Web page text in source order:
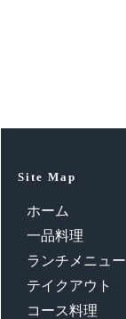
Site Map
ホーム
一品料理
ランチメニュー
テイクアウト
コース料理